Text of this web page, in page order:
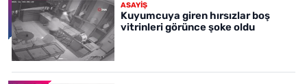
ASAYİŞ
Kuyumcuya giren hırsızlar boş
vitrinleri görünce şoke oldu